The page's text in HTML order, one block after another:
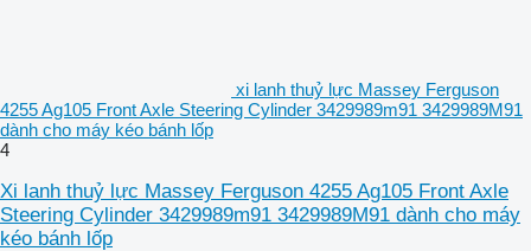
xi lanh thuỷ lực Massey Ferguson
4255 Ag105 Front Axle Steering Cylinder 3429989m91 3429989M91
dành cho máy kéo bánh lốp
4
Xi lanh thuỷ lực Massey Ferguson 4255 Ag105 Front Axle
Steering Cylinder 3429989m91 3429989M91 dành cho máy
kéo bánh lốp